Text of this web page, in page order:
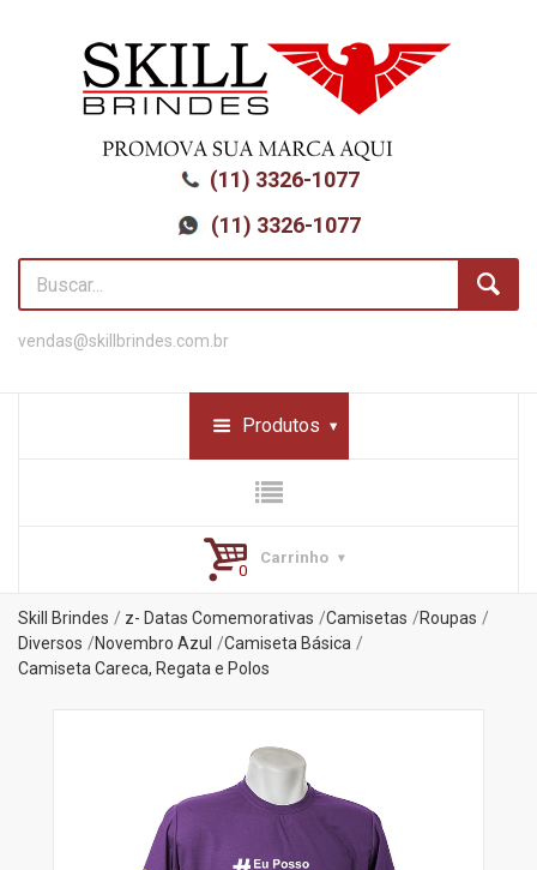
(11) 3326-1077
(11) 3326-1077
vendas@skillbrindes.com.br
Produtos
Carrinho
Skill Brindes z- Datas Comemorativas Camisetas
Roupas
Diversos
Novembro Azul
Camiseta Básica
Camiseta Careca, Regata e Polos